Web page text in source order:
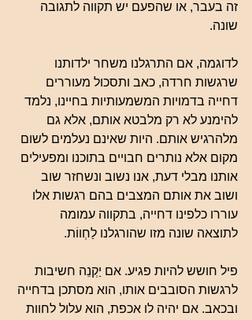
זה בעבר, או שהפעם יש תקווה לתגובה
שונה.
לדוגמה, אם התרגלנו משחר ילדותנו
שרגשות חרדה, כאב ותסכול מעוררים
דחייה בדמויות המשמעותיות בחיינו, נלמד
להימנע לא רק מלבטא אותם, אלא גם
מלהרגיש אותם. היות שאינם נעלמים לשום
מקום אלא נותרים חבויים בתוכנו ומפעילים
אותנו מבלי דעת, אנו נשוב ונשחזר שוב
ושוב את אותם המצבים בהם רגשות אלו
עוררו כלפינו דחייה, בתקווה עמומה
לתוצאה שונה מזו שהורגלנו לַחְווֹת.
פיל חושש להיות פגיע. אם יַקְנֵה חשיבות
לרגשות הסובבים אותו, הוא מסתכן בדחייה
ובכאב. אם יהיה לו אכפת, הוא עלול לחוות